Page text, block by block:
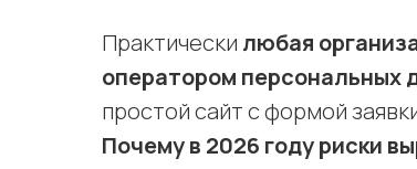
Практически любая
оператором персональных
простой сайт с формой
Почему в 2026 году риски